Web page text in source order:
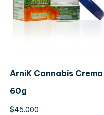
ArniK Cannabis Crema
60g
$45.000